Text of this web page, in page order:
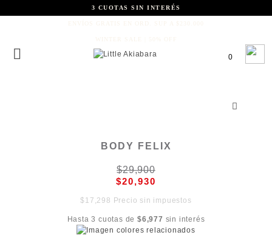
3 CUOTAS SIN INTERÉS
ENVÍOS GRATIS EN ORD. SUP A $230.000
WINTER SALE | 50% OFF
0
BODY FELIX
$29,900
$20,930
$17,298 Precio sin impuestos
Hasta 3 cuotas de $6,977 sin interés